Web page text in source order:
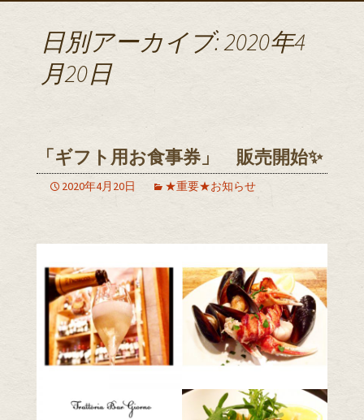
日別アーカイブ: 2020年4
月20日
「ギフト用お食事券」 販売開始✨
2020年4月20日 ★重要★お知らせ